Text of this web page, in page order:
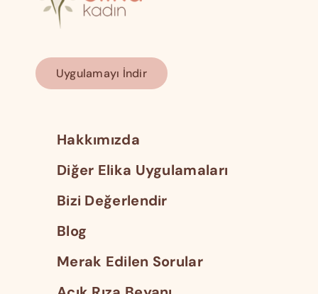
Uygulamayı İndir
Hakkımızda
Diğer Elika Uygulamaları
Bizi Değerlendir
Blog
Merak Edilen Sorular